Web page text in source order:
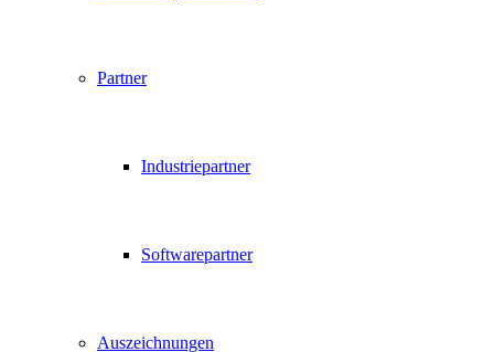
Partner
Industriepartner
Softwarepartner
Auszeichnungen